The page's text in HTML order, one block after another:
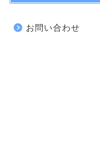
お問い合わせ